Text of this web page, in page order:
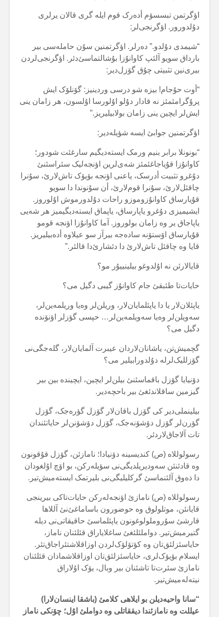
اؤگرتمن تبسسۆم أدەرک قوم ایلە گری قالان یرلری
دۇلدورور. اؤگرنجی‌لر:
“شیمدی دۇلدو.” دەرلر. اؤگرتمنین سۇن حاملەسی بیر
بارداق سویو آلئپ کاوانۇزا بۇشالتماسئ‌دئر. اؤگرنجی‌لردن
بیری‌نین تثبیتی چۇق گۆزل‌دیر:
“أوت حۇجام! بیزە شو درسی وردینیز: گۆنلۆک ایش
پرۇگرامئمئز نە قادار دۇلو اۇلورسا اۇلسون، هر زامان ینی
ایش‌لر ایچین ینی زامان بولابیلیریز.”
اؤگرتمنین جوابئ ایسە شؤیلەدیر:
“بونونلا برابر بنیم ورمک ایستەدیگیم سارغئت شودور؛
کاوانۇزا قۇیاجاغئمئز شەی‌لرین اؤنجەلیک سئراسئنئ
دۇغرو تثبیت أدرسک، یاعنی اؤنجە بۆیۆک تاش‌لارئ، سۇنرا
چاقئل‌لارئ، سۇنرا قوم‌لارئ، أن سۇنوندا دا سویو
قۇیارساق کاوانۇزوموزو راحات دۇلدورموش اۇلوروز.
ایشیمیزی دۇغرو یاپارساق، یاپماق ایستەدیگیمیز هر شەیی
یاپاجاق یر وە زامان بولوروز. آما کاوانۇزا اؤنجە قومو
قۇیارساق اۆستۆنە سادەجە بیرآز سو عیلاوە أدەبیلیریز.
قایا وە چاقئل تاش‌لارئ دا دئشارئ‌دا قالئر.”
قایالارئن نە اۇلدوغو بیلینییۇر مو؟
حایات‌تا طئبقئ جام کاوانۇز گیبی دگیل می؟
یاپئلان‌لار یا دا یاپئلمایان‌لار، وریلن‌لر وەیا وریلمەین‌لر،
سەویلن‌لر وەیا سەویلمەین‌لر… حپسی گؤزلر اؤنۆندە
دگیل می؟
گچمیش‌تن، یاشانان‌لاردان عیبرت آلمایان‌لار، گلەجگی‌نی
گۆزللیک‌لرلە دۇلدورابیلیر می؟
دۆنیایا گۆزل باقماسئنئ بیلن‌لر ایچین، ایچیندە بین بیر
گیزمین ساقلاندئغئ بیر باحچەدیر.
بیلینملی‌دیر کی گۆزل باقان‌لار گۆزل گؤرەجک، گۆزل
گؤرن‌لر گۆزل دۆشۆنەجک، گۆزل دۆشۆنن‌لر حایاتئندان
تات آلاجاق‌لاردئر.
رسولوللاە (ص) کندیسینە دۆنیادا؛ نامازئن، گۆزل قۇقونون
وە قادئنئن سەودیریلدیگی‌نی سؤیلەرکن، بو اۆچ اۇلغودان
دا ذەوق آلئنماسئ گرکلیلیگی‌نی بلیرتمک ایستەمیش‌تیر.
رسولوللاە (ص) نامازئ اؤنجەلەرکن حایات‌تاکی بیرینجی
قایانئن، موتلولوق وە حوضورون باساماغئ‌نئ آللاها
قارشئ سۇروملولوغونون یاپئلماسئ حاقیقاتی‌نی دیلە
گتیرمیش‌تیر. دواملئلئغئ ساغلایاراق قئلئنان ناماز،
حایاسئزلئق‌تان وە کؤتۆلۆک‌لردن اوزاقلاشتئراجاق‌تئر.
ایسلام بۆیۆک‌لری، حایاسئزلئق‌تان اوزاقلاشمادان قئلئنان
نامازئ سئرت‌تا تاشئنان بیر وبال، یۆک اۇلاراق
نیتەلەمیش‌تیر.
“سانا واحیەدیلن بو ایلاهی کلامئ (باشقا اینسان‌لارا)
عیللت وە نامازئندا دیققاتلی وە دواملئ اۇل؛ چۆنکی ناماز